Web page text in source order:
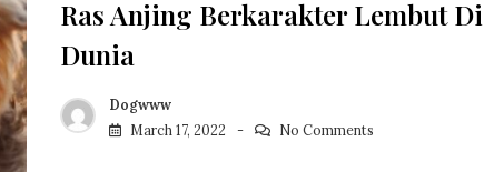
Ras Anjing Berkarakter Lembut Di
Dunia
Dogwww
March 17, 2022
No Comments